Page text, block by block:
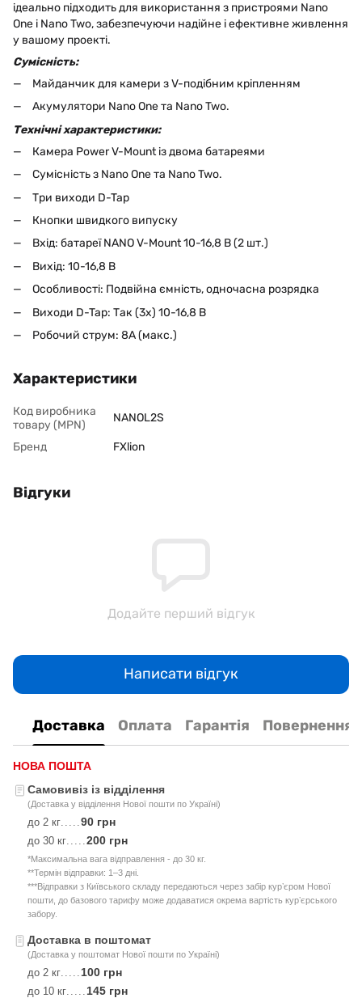
ідеально підходить для використання з пристроями Nano
One і Nano Two, забезпечуючи надійне і ефективне живлення
у вашому проекті.
Сумісність:
Майданчик для камери з V-подібним кріпленням
Акумулятори Nano One та Nano Two.
Технічні характеристики:
Камера Power V-Mount із двома батареями
Сумісність з Nano One та Nano Two.
Три виходи D-Tap
Кнопки швидкого випуску
Вхід: батареї NANO V-Mount 10-16,8 В (2 шт.)
Вихід: 10-16,8 В
Особливості: Подвійна ємність, одночасна розрядка
Виходи D-Tap: Так (3x) 10-16,8 В
Робочий струм: 8А (макс.)
Характеристики
Код виробника
товару (MPN)
NANOL2S
Бренд FXlion
Відгуки
Додайте перший відгук
Написати відгук
Доставка Оплата Гарантія Повернення
НОВА ПОШТА
Самовивіз із відділення
(Доставка у відділення Нової пошти по Україні)
до 2 кг 90 грн
до 30 кг 200 грн
*Максимальна вага відправлення - до 30 кг.
**Термін відправки: 1–3 дні.
***Відправки з Київського складу передаються через забір курʼєром Нової
пошти, до базового тарифу може додаватися окрема вартість курʼєрського
забору.
Доставка в поштомат
(Доставка у поштомат Нової пошти по Україні)
до 2 кг 100 грн
до 10 кг 145 грн